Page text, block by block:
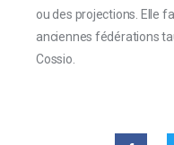
ou des projections. Elle
anciennes fédérations
Cossio.